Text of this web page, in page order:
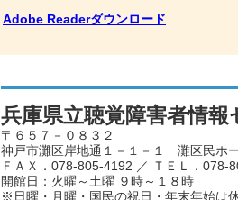
Adobe Readerダウンロード
兵庫県立聴覚障害者情報
〒６５７－０８３２
神戸市灘区岸地通１－１－１ 灘区民ホ
ＦＡＸ．078-805-4192 ／ ＴＥＬ．078-
開館日：火曜～土曜 ９時～１８時
※日曜・月曜・国民の祝日・年末年始は